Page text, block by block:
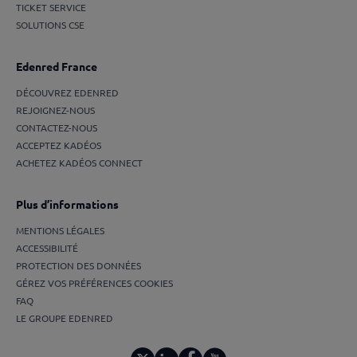
TICKET SERVICE
SOLUTIONS CSE
Edenred France
DÉCOUVREZ EDENRED
REJOIGNEZ-NOUS
CONTACTEZ-NOUS
ACCEPTEZ KADÉOS
ACHETEZ KADÉOS CONNECT
Plus d’informations
MENTIONS LÉGALES
ACCESSIBILITÉ
PROTECTION DES DONNÉES
GÉREZ VOS PRÉFÉRENCES COOKIES
FAQ
LE GROUPE EDENRED